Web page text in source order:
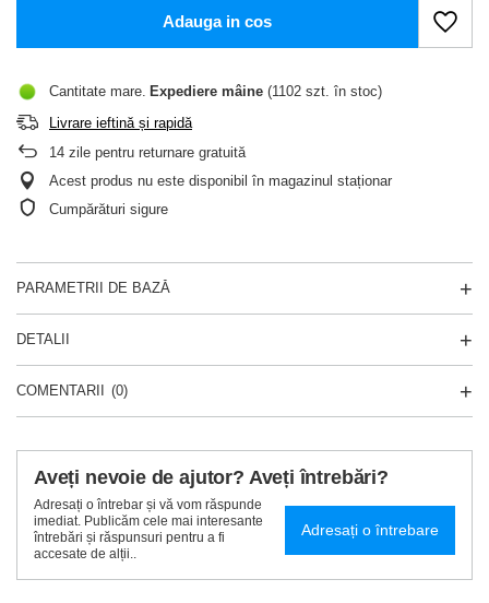
Adauga in cos
Cantitate mare Expediere mâine (1102 szt. în stoc)
Livrare ieftină și rapidă
14 zile pentru returnare gratuită
Acest produs nu este disponibil în magazinul staționar
Cumpărături sigure
PARAMETRII DE BAZĂ
DETALII
COMENTARII (0)
Aveți nevoie de ajutor? Aveți întrebări?
Adresați o întrebar și vă vom răspunde
imediat. Publicăm cele mai interesante
întrebări și răspunsuri pentru a fi
accesate de alții..
Adresați o întrebare